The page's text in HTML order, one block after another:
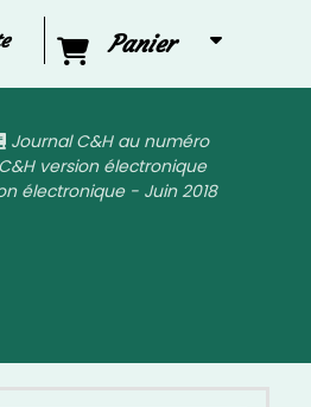
Panier
Journal C&H au numéro
version électronique
électronique - Juin 2018